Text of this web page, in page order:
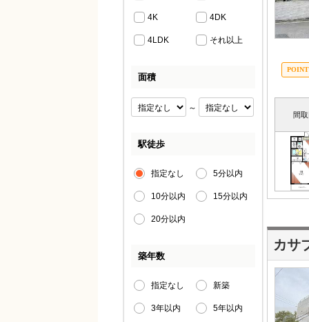
間
カサ
4K 4DK
4LDK それ以上
面積
～
駅徒歩
指定なし 5分以内
10分以内 15分以内
20分以内
築年数
指定なし 新築
3年以内 5年以内